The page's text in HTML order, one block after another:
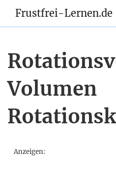
Frustfrei-Lernen.de
Volumen
Anzeigen: